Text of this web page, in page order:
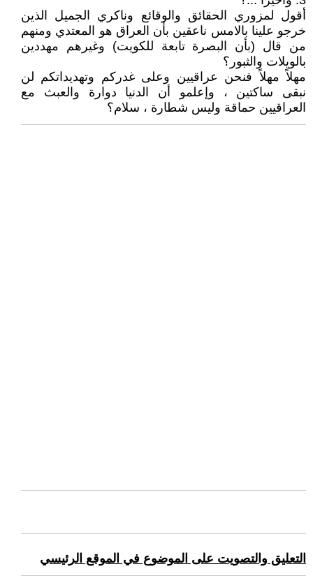
أقول لمزوري الحقائق والوقائع وناكري الجميل الذين
خرجو علينا بالامس ناعقين بأن العراق هو المعتدي ومنهم
من قال (بأن البصرة تابعة للكويت) وغيرهم مهددين
بالويلات والثبور؟
مهلاً مهلاً فنحن عراقيين وعلى غدركم وتهديداتكم لن
نبقى ساكتين ، وإعلمو أن الدنيا دوارة والعبث مع
العراقيين حماقة وليس شطارة ، سلام؟
التعليق والتصويت على الموضوع في الموقع الرئيسي